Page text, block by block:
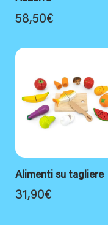
58,50€
Alimenti su tagliere
31,90€